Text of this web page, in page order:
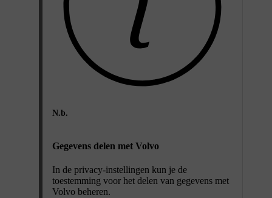
N.b.
Gegevens delen met Volvo
In de privacy-instellingen kun je de
toestemming voor het delen van gegevens met
Volvo beheren.